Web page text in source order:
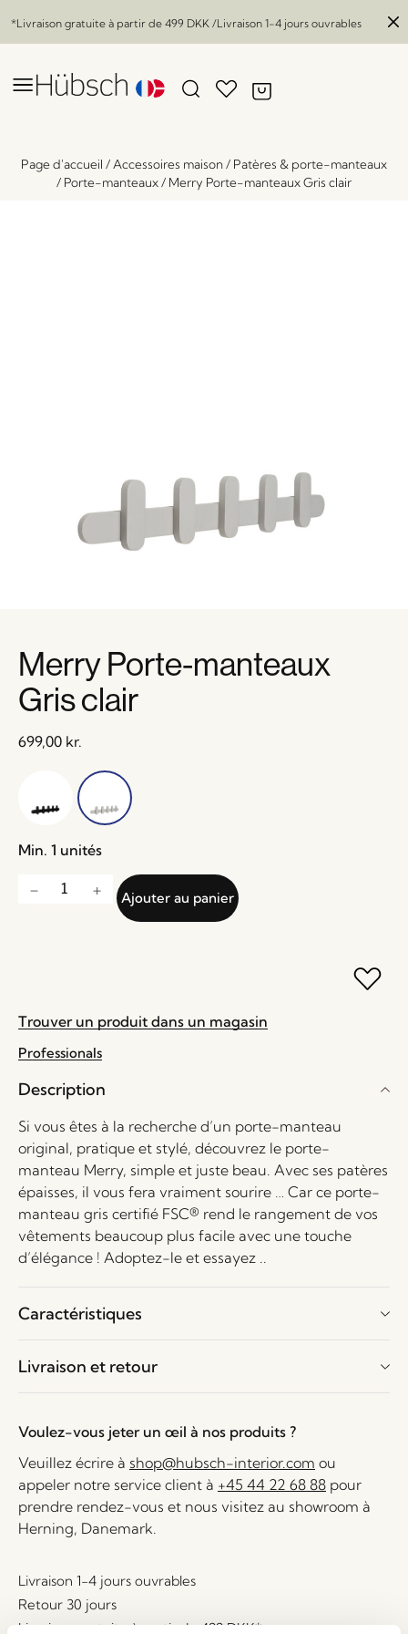
*Livraison gratuite à partir de 499 DKK /Livraison 1-4 jours ouvrables
Page d'accueil / Accessoires maison/ Patères & porte-manteaux
/ Porte-manteaux/ Merry Porte-manteaux Gris clair
Merry Porte-manteaux
Gris clair
699,00 kr.
Min. 1 unités
Ajouter au panier
Trouver un produit dans un magasin
Professionals
Description
Si vous êtes à la recherche d’un porte-manteau
original, pratique et stylé, découvrez le porte-
manteau Merry, simple et juste beau. Avec ses patères
épaisses, il vous fera vraiment sourire … Car ce porte-
manteau gris certifié FSC® rend le rangement de vos
vêtements beaucoup plus facile avec une touche
d’élégance ! Adoptez-le et essayez ..
Caractéristiques
Livraison et retour
Voulez-vous jeter un œil à nos produits ?
Veuillez écrire à shop@hubsch-interior.com ou
appeler notre service client à +45 44 22 68 88 pour
prendre rendez-vous et nous visitez au showroom à
Herning, Danemark.
Livraison 1-4 jours ouvrables
Retour 30 jours
Livraison gratuite à partir de499 DKK*